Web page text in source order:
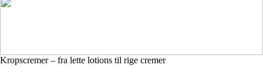
Kropscremer – fra lette lotions til rige cremer